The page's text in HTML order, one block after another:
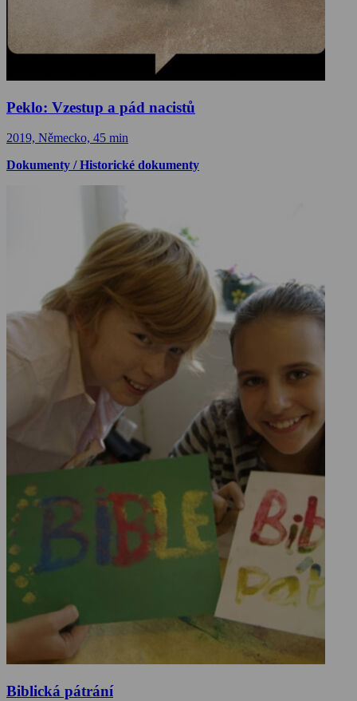
Peklo: Vzestup a pád nacistů
2019, Německo, 45 min
Dokumenty / Historické dokumenty
Biblická pátrání